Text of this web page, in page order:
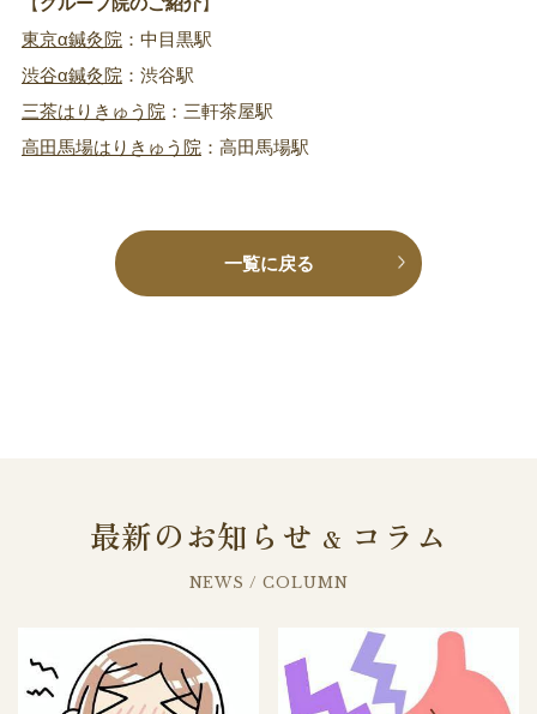
東京α鍼灸院 ：中目黒駅
渋谷α鍼灸院 ：渋谷駅
三茶はりきゅう院 ：三軒茶屋駅
高田馬場はりきゅう院 ：高田馬場駅
一覧に戻る
最新のお知らせ & コラム
NEWS / COLUMN